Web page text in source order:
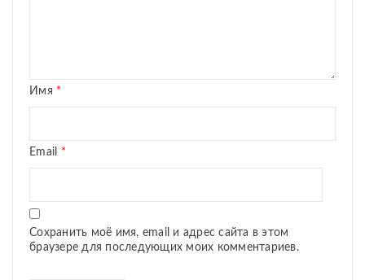
Имя *
Email *
Сохранить моё имя, email и адрес сайта в этом
браузере для последующих моих комментариев.